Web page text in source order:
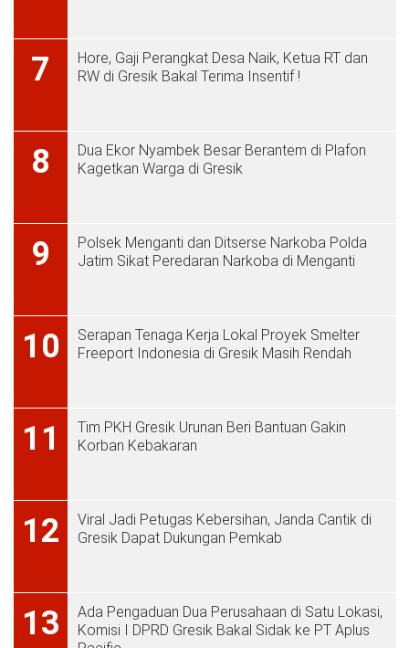
7
Hore, Gaji Perangkat Desa Naik, Ketua RT dan
RW di Gresik Bakal Terima Insentif !
8
Dua Ekor Nyambek Besar Berantem di Plafon
Kagetkan Warga di Gresik
9
Polsek Menganti dan Ditserse Narkoba Polda
Jatim Sikat Peredaran Narkoba di Menganti
10
Serapan Tenaga Kerja Lokal Proyek Smelter
Freeport Indonesia di Gresik Masih Rendah
11
Tim PKH Gresik Urunan Beri Bantuan Gakin
Korban Kebakaran
12
Viral Jadi Petugas Kebersihan, Janda Cantik di
Gresik Dapat Dukungan Pemkab
13
Ada Pengaduan Dua Perusahaan di Satu Lokasi,
Komisi I DPRD Gresik Bakal Sidak ke PT Aplus